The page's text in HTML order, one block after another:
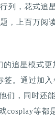
列，花式追
，上百万阅
追星模式更
。通过加
们，同时还
cosplay等都